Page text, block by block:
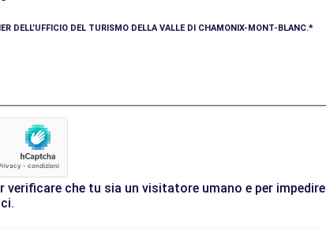
DELL’UFFICIO DEL TURISMO DELLA VALLE DI CHAMONIX-MONT-BLANC.
verificare che tu sia un visitatore umano e per impedire